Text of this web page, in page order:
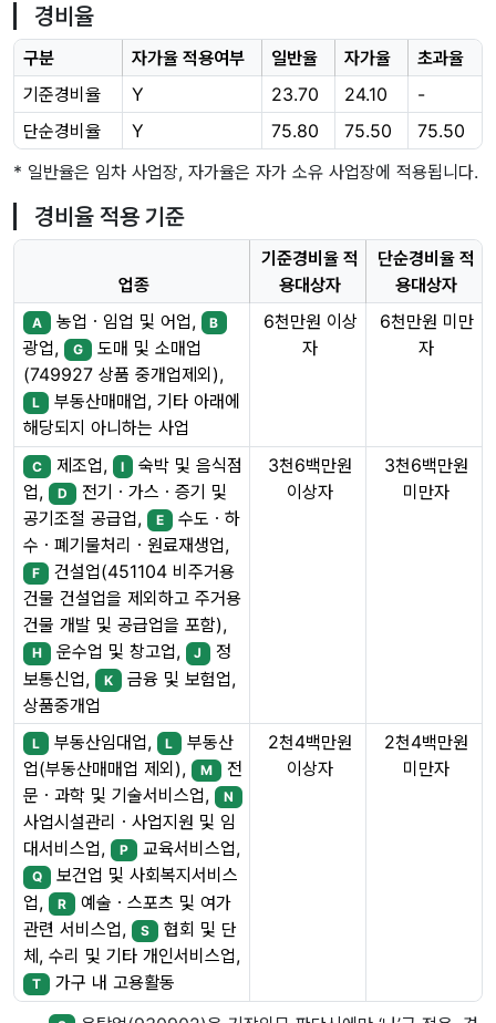
경비율
구분 자가율 적용여부 일반율 자가율
초과율
기준경비율
Y 23.70 24.10
-
단순경비율
Y 75.80 75.50
75.50
* 일반율은 임차 사업장, 자가율은 자가 소유 사업장에 적용됩니다.
경비율 적용 기준
업종
기준경비율 적
용대상자
단순경비율 적
용대상자
A 농업ㆍ임업 및 어업, B
광업, G 도매 및 소매업
(749927 상품 중개업제외),
L 부동산매매업, 기타 아래에
해당되지 아니하는 사업
6천만원 이상
자
6천만원 미만
자
C 제조업, I
숙박 및 음식점
업,
D 전기ㆍ가스ㆍ증기 및
공기조절 공급업,
E 수도ㆍ하
수ㆍ폐기물처리ㆍ원료재생업,
F 건설업(451104 비주거용
건물 건설업을 제외하고 주거용
건물 개발 및 공급업을 포함),
H 운수업 및 창고업, J
정
보통신업,
K 금융 및 보험업,
상품중개업
3천6백만원
이상자
3천6백만원
미만자
L 부동산임대업, L
부동산
업(부동산매매업 제외),
M 전
문ㆍ과학 및 기술서비스업,
N
사업시설관리ㆍ사업지원 및 임
대서비스업,
P 교육서비스업,
Q 보건업 및 사회복지서비스
업,
R 예술ㆍ스포츠 및 여가
관련 서비스업,
S 협회 및 단
체, 수리 및 기타 개인서비스업,
T 가구 내 고용활동
2천4백만원
이상자
2천4백만원
미만자